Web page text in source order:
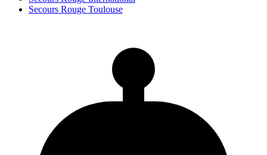
Secours Rouge Toulouse